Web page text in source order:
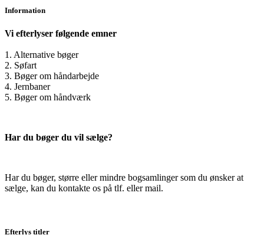
Information
Vi efterlyser følgende emner
1. Alternative bøger
2. Søfart
3. Bøger om håndarbejde
4. Jernbaner
5. Bøger om håndværk
Har du bøger du vil sælge?
Har du bøger, større eller mindre bogsamlinger som du ønsker at
sælge, kan du kontakte os på tlf. eller mail.
Efterlys titler